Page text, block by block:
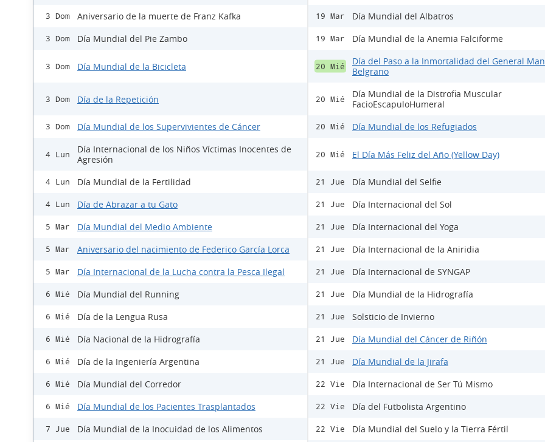
3 Dom Aniversario de la muerte de Franz Kafka
3 Dom Día Mundial del Pie Zambo
3 Dom Día Mundial de la Bicicleta
3 Dom Día de la Repetición
3 Dom Día Mundial de los Supervivientes de Cáncer
4 Lun
Día Internacional de los Niños Víctimas Inocentes de
Agresión
4 Lun Día Mundial de la Fertilidad
4 Lun Día de Abrazar a tu Gato
5 Mar Día Mundial del Medio Ambiente
5 Mar Aniversario del nacimiento de Federico García Lorca
5 Mar Día Internacional de la Lucha contra la Pesca Ilegal
6 Mié Día Mundial del Running
6 Mié Día de la Lengua Rusa
6 Mié Día Nacional de la Hidrografía
6 Mié Día de la Ingeniería Argentina
6 Mié Día Mundial del Corredor
6 Mié Día Mundial de los Pacientes Trasplantados
7 Jue Día Mundial de la Inocuidad de los Alimentos
19 Mar Día Mundial del Albatros
19 Mar Día Mundial de la Anemia Falciforme
20 Mié
Día del Paso a la Inmortalidad del General
Belgrano
20 Mié
Día Mundial de la Distrofia Muscular
FacioEscapuloHumeral
20 Mié Día Mundial de los Refugiados
20 Mié El Día Más Feliz del Año (Yellow Day)
21 Jue Día Mundial del Selfie
21 Jue Día Internacional del Sol
21 Jue Día Internacional del Yoga
21 Jue Día Internacional de la Aniridia
21 Jue Día Internacional de SYNGAP
21 Jue Día Mundial de la Hidrografía
21 Jue Solsticio de Invierno
21 Jue Día Mundial del Cáncer de Riñón
21 Jue Día Mundial de la Jirafa
22 Vie Día Internacional de Ser Tú Mismo
22 Vie Día del Futbolista Argentino
22 Vie Día Mundial del Suelo y la Tierra Fértil